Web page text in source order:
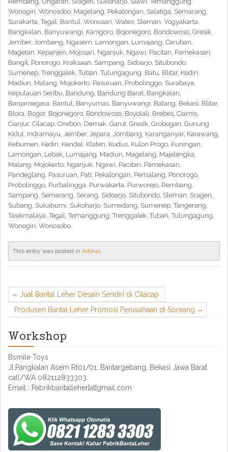
Wonogiri, Wonosobo, Magelang, Pekalongan, Salatiga, Semarang,
Surakarta, Tegal, Bantul, Wonosari, Wates, Sleman, Yogyakarta,
Bangkalan, Banyuwangi, Kanigoro, Bojonegoro, Bondowoso, Gresik,
Jember, Jombang, Ngasem, Lamongan, Lumajang, Caruban,
Magetan, Kepanjen, Mojosari, Nganjuk, Ngawi, Pacitan, Pamekasan,
Bangil, Ponorogo, Kraksaan, Sampang, Sidoarjo, Situbondo,
Sumenep, Trenggalek, Tuban, Tulungagung, Batu, Blitar, Kediri,
Madiun, Malang, Mojokerto, Pasuruan, Probolinggo, Surabaya,
Kepulauan Seribu, Bandung, Bandung Barat, Bangkalan,
Banjarnegara, Bantul, Banyumas, Banyuwangi, Batang, Bekasi, Blitar,
Blora, Bogor, Bojonegoro, Bondowoso, Boyolali, Brebes, Ciamis,
Cianjur, Cilacap, Cirebon, Demak, Garut, Gresik, Grobogan, Gunung
Kidul, Indramayu, Jember, Jepara, Jombang, Karanganyar, Karawang,
Kebumen, Kediri, Kendal, Klaten, Kudus, Kulon Progo, Kuningan,
Lamongan, Lebak, Lumajang, Madiun, Magelang, Majalengka,
Malang, Mojokerto, Nganjuk, Ngawi, Pacitan, Pamekasan,
Pandeglang, Pasuruan, Pati, Pekalongan, Pemalang, Ponorogo,
Probolinggo, Purbalingga, Purwakarta, Purworejo, Rembang,
Sampang, Semarang, Serang, Sidoarjo, Situbondo, Sleman, Sragen,
Subang, Sukabumi, Sukoharjo, Sumedang, Sumenep, Tangerang,
Tasikmalaya, Tegal, Temanggung, Trenggalek, Tuban, Tulungagung,
Wonogiri, Wonosobo
This entry was posted in Artikel.
Jual Bantal Leher Desain Sendiri di Cilacap
Produsen Bantal Leher Promosi Perusahaan di Soreang
Workshop
Bsmile Toys
Jl.Pangkalan Asem Rt01/01, Bantargebang, Bekasi Jawa Barat
call/WA 082112833303
Email : Pabrikbantalleher[at]gmail.com